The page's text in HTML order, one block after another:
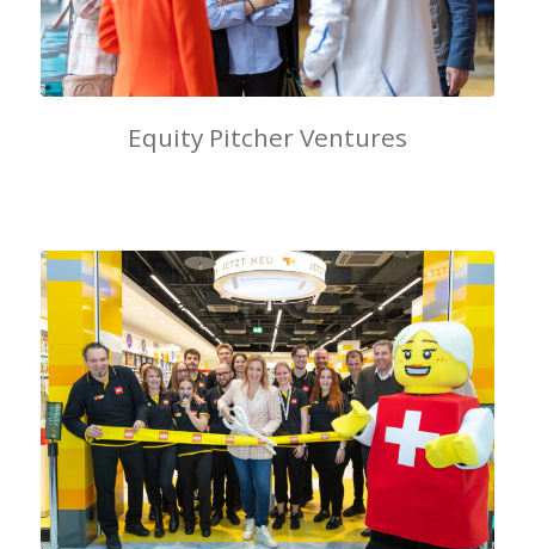
Equity Pitcher Ventures